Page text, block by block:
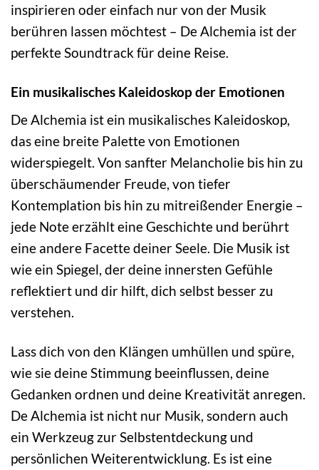
inspirieren oder einfach nur von der Musik
berühren lassen möchtest – De Alchemia ist der
perfekte Soundtrack für deine Reise.
Ein musikalisches Kaleidoskop der Emotionen
De Alchemia ist ein musikalisches Kaleidoskop,
das eine breite Palette von Emotionen
widerspiegelt. Von sanfter Melancholie bis hin zu
überschäumender Freude, von tiefer
Kontemplation bis hin zu mitreißender Energie –
jede Note erzählt eine Geschichte und berührt
eine andere Facette deiner Seele. Die Musik ist
wie ein Spiegel, der deine innersten Gefühle
reflektiert und dir hilft, dich selbst besser zu
verstehen.
Lass dich von den Klängen umhüllen und spüre,
wie sie deine Stimmung beeinflussen, deine
Gedanken ordnen und deine Kreativität anregen.
De Alchemia ist nicht nur Musik, sondern auch
ein Werkzeug zur Selbstentdeckung und
persönlichen Weiterentwicklung. Es ist eine